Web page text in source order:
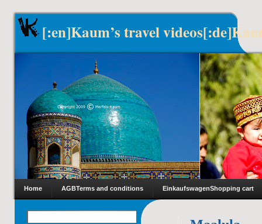
[:en]Kaum’s travel
Home AGBTerms and conditions EinkaufswagenShopping cart